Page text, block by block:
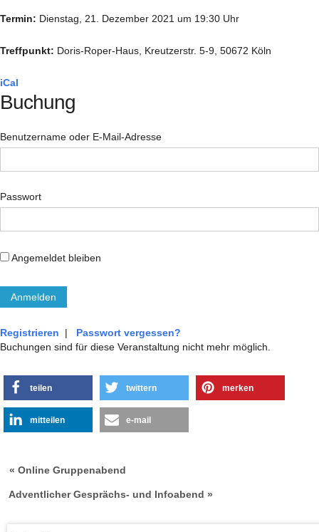
Termin: Dienstag, 21. Dezember 2021 um 19:30 Uhr
Treffpunkt: Doris-Roper-Haus, Kreutzerstr. 5-9, 50672 Köln
iCal
Buchung
Benutzername oder E-Mail-Adresse
Passwort
Angemeldet bleiben
Registrieren | Passwort vergessen?
Buchungen sind für diese Veranstaltung nicht mehr möglich.
teilen twittern merken
mitteilen e-mail
« Online Gruppenabend
Adventlicher Gesprächs- und Infoabend »